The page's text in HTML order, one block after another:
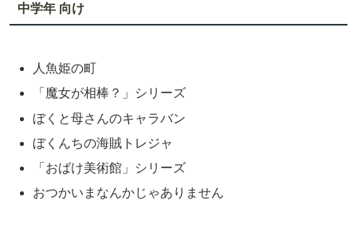
中学年 向け
人魚姫の町
「魔女が相棒？」シリーズ
ぼくと母さんのキャラバン
ぼくんちの海賊トレジャ
「おばけ美術館」シリーズ
おつかいまなんかじゃありません